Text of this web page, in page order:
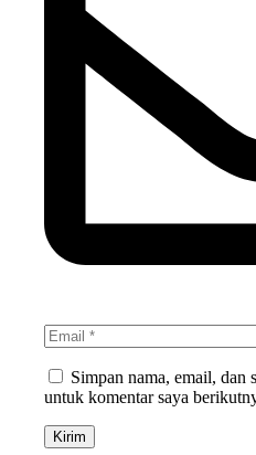
Simpan nama, email, dan
untuk komentar saya